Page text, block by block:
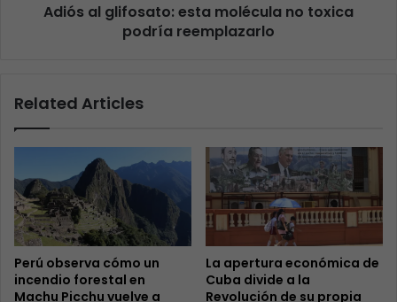
Adiós al glifosato: esta molécula no toxica
podría reemplazarlo
Related Articles
Perú observa cómo un
incendio forestal en
Machu Picchu vuelve a
La apertura económica de
Cuba divide a la
Revolución de su propia